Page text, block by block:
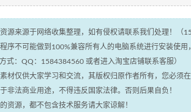
源来源于网络收集整理，如有侵权请联系我们处理！（
序不可能做到100%兼容所有人的电脑系统进行安装使
方式：QQ：1584384560 或者进入淘宝店铺联系客服）
材仅供大家学习和交流，其版权归原作者所有，您必须
非法商业用途，不得违反国家法律。否则后果自负！
资源，都不包含技术服务请大家谅解！